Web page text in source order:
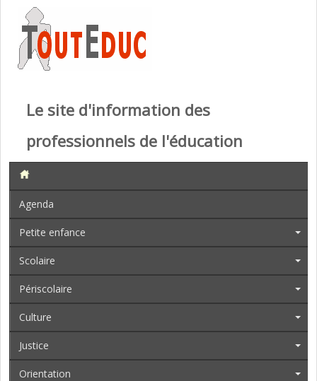
Le site d'information des
professionnels de l'éducation
Agenda
Petite enfance
Scolaire
Périscolaire
Culture
Justice
Orientation